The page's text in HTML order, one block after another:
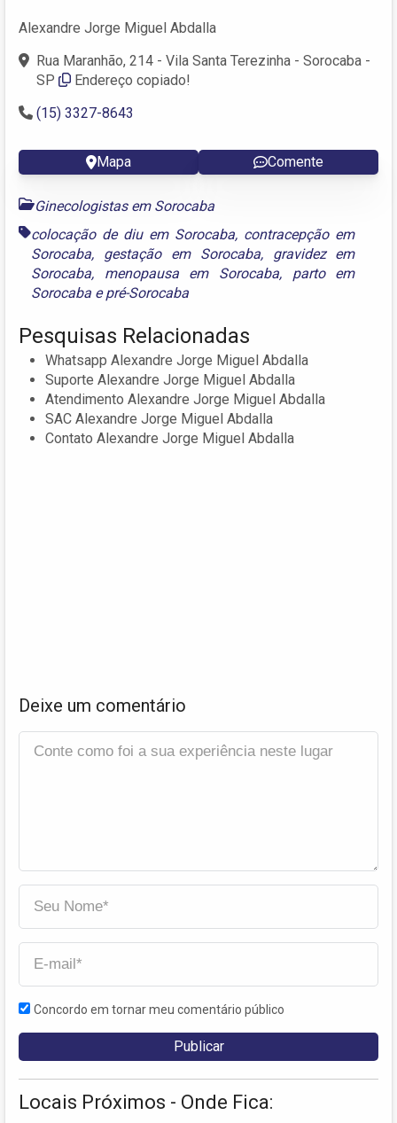
Alexandre Jorge Miguel Abdalla
Rua Maranhão, 214 - Vila Santa Terezinha - Sorocaba -
SP
Endereço copiado!
(15) 3327-8643
Mapa Comente
Ginecologistas em Sorocaba
colocação de diu em Sorocaba, contracepção em
Sorocaba, gestação em Sorocaba, gravidez em
Sorocaba, menopausa em Sorocaba, parto em
Sorocaba epré-Sorocaba
Pesquisas Relacionadas
Whatsapp Alexandre Jorge Miguel Abdalla
Suporte Alexandre Jorge Miguel Abdalla
Atendimento Alexandre Jorge Miguel Abdalla
SAC Alexandre Jorge Miguel Abdalla
Contato Alexandre Jorge Miguel Abdalla
Deixe um comentário
Concordo em tornar meu comentário público
Locais Próximos - Onde Fica: